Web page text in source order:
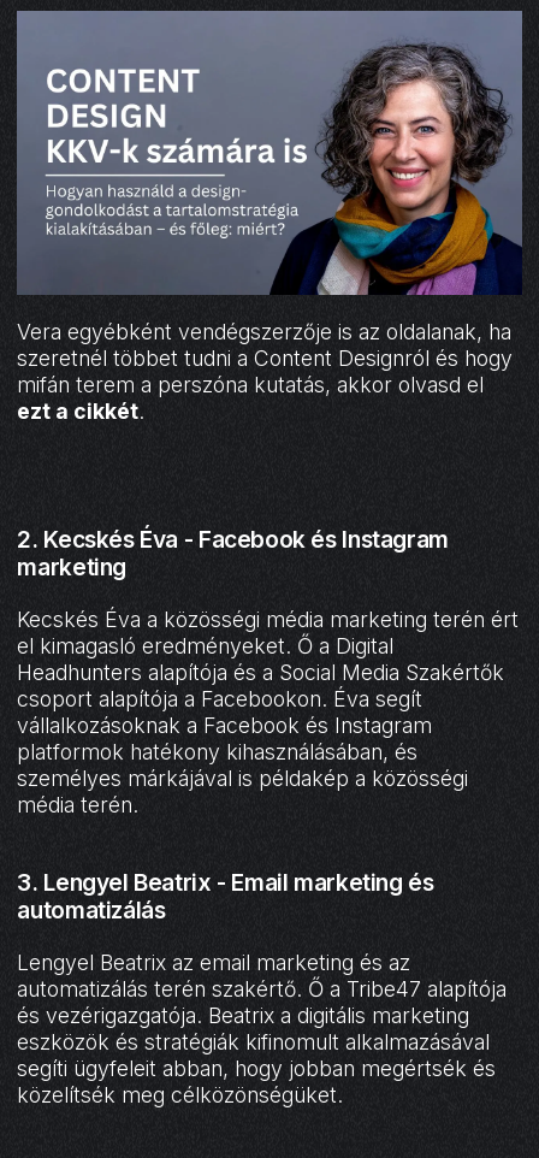
Vera egyébként vendégszerzője is az oldalanak, ha
szeretnél többet tudni a Content Designról és hogy
mifán terem a perszóna kutatás, akkor olvasd el
ezt a cikkét.
2. Kecskés Éva - Facebook és Instagram
marketing
Kecskés Éva a közösségi média marketing terén ért
el kimagasló eredményeket. Ő a Digital
Headhunters alapítója és a Social Media Szakértők
csoport alapítója a Facebookon. Éva segít
vállalkozásoknak a Facebook és Instagram
platformok hatékony kihasználásában, és
személyes márkájával is példakép a közösségi
média terén.
3. Lengyel Beatrix - Email marketing és
automatizálás
Lengyel Beatrix az email marketing és az
automatizálás terén szakértő. Ő a Tribe47 alapítója
és vezérigazgatója. Beatrix a digitális marketing
eszközök és stratégiák kifinomult alkalmazásával
segíti ügyfeleit abban, hogy jobban megértsék és
közelítsék meg célközönségüket.